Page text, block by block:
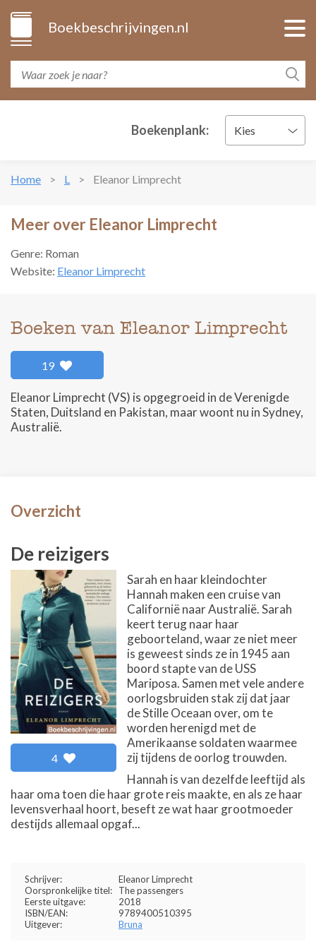
Boekbeschrijvingen.nl
Boekenplank: Kies
Home L Eleanor Limprecht
Meer over Eleanor Limprecht
Genre: Roman
Website: Eleanor Limprecht
Boeken van Eleanor Limprecht
19
Eleanor Limprecht (VS) is opgegroeid in de Verenigde
Staten, Duitsland en Pakistan, maar woont nu in Sydney,
Australië.
Overzicht
De reizigers
4
Sarah en haar kleindochter
Hannah maken een cruise van
Californië naar Australië. Sarah
keert terug naar haar
geboorteland, waar ze niet meer
is geweest sinds ze in 1945 aan
boord stapte van de USS
Mariposa. Samen met vele andere
oorlogsbruiden stak zij dat jaar
de Stille Oceaan over, om te
worden herenigd met de
Amerikaanse soldaten waarmee
zij tijdens de oorlog trouwden.
Hannah is van dezelfde leeftijd als
haar oma toen die haar grote reis maakte, en als ze haar
levensverhaal hoort, beseft ze wat haar grootmoeder
destijds allemaal opgaf...
Schrijver:
Eleanor Limprecht
Oorspronkelijke titel:
The passengers
Eerste uitgave:
2018
ISBN/EAN:
9789400510395
Uitgever:
Bruna